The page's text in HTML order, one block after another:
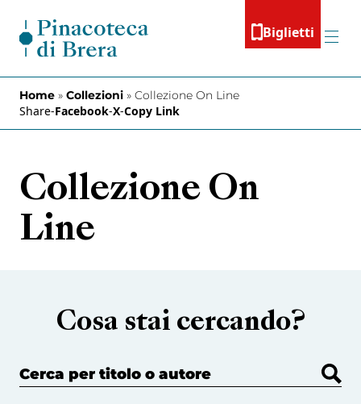
Biglietti
Menu
Home » Collezioni » Collezione On Line
Share-Facebook-X-Copy Link
Collezione On
Line
Cosa stai cercando?
Cerca per titolo o autore